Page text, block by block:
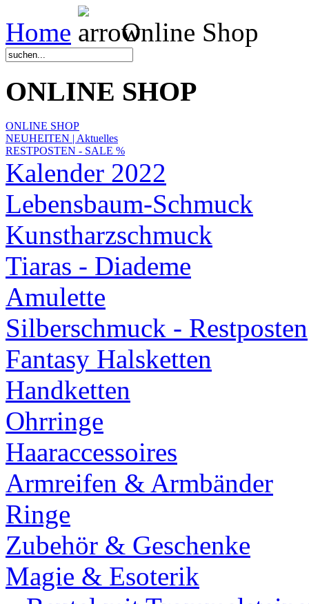
Home Online Shop
ONLINE SHOP
ONLINE SHOP
NEUHEITEN | Aktuelles
RESTPOSTEN - SALE %
Kalender 2022
Lebensbaum-Schmuck
Kunstharzschmuck
Tiaras - Diademe
Amulette
Silberschmuck - Restposten
Fantasy Halsketten
Handketten
Ohrringe
Haaraccessoires
Armreifen & Armbänder
Ringe
Zubehör & Geschenke
Magie & Esoterik